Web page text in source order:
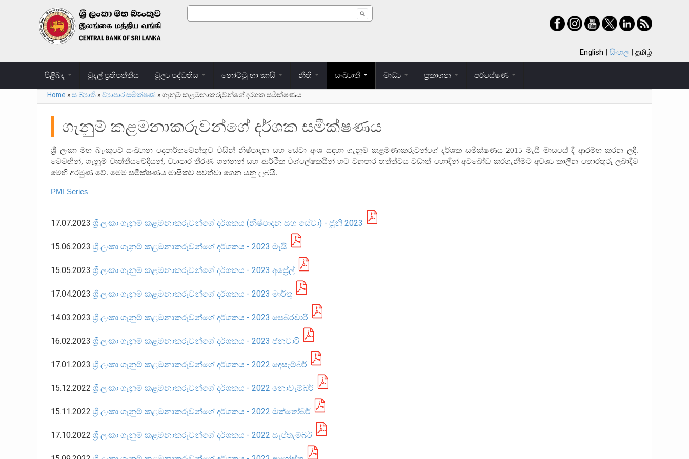
Skip to main content
Search form
English සිංහල தமிழ்
පිළිබඳ මුදල් ප්‍රතිපත්තිය මූල්‍ය පද්ධතිය නෝට්ටු හා කාසි නීති සංඛ්‍යාති මාධ්‍ය ප්‍රකාශන පර්යේෂණ
You are here
Home »සංඛ්‍යාති »ව්‍යාපාර සමීක්ෂණ »ගැනුම් කළමනාකරුවන්ගේ දර්ශක සමීක්ෂණය
ගැනුම් කළමනාකරුවන්ගේ දර්ශක සමීක්ෂණය
ශ්‍රී ලංකා මහ බැංකුවේ සංඛ්‍යාන දෙපාර්තමේන්තුව විසින් නිෂ්පාදන සහ සේවා අංශ සඳහා ගැනුම් කළමණාකරුවන්ගේ දර්ශක සමීක්ෂණය2015 මැයි මාසයේ දී ආරම්භ කරන ලදී.
මෙමඟින්,ගැනුම් වෘත්තීයවේදියන්,ව්‍යාපාර තීරණ ගන්නන් සහ ආර්ථික විශ්ලේෂකයින් හට ව්‍යාපාර තත්ත්වය වඩාත් හොඳින් අවබෝධ කරගැනීමට අවශ්‍ය කාලීන තොරතුරු ලබාදීම
මෙහි අරමුණ වේ. මෙම සමීක්ෂණය මාසිකව පවත්වා ගෙන යනු ලබයි.
PMI Series
17.07.2023 ශ්‍රී ලංකා ගැනුම් කළමනාකරුවන්ගේ දර්ශකය (නිෂ්පාදන සහ සේවා) - ජූනි 2023
15.06.2023 ශ්‍රී ලංකා ගැනුම් කළමනාකරුවන්ගේ දර්ශකය - 2023 මැයි
15.05.2023 ශ්‍රී ලංකා ගැනුම් කළමනාකරුවන්ගේ දර්ශකය - 2023 අප්‍රේල්
17.04.2023 ශ්‍රී ලංකා ගැනුම් කළමනාකරුවන්ගේ දර්ශකය - 2023 මාර්තු
14.03.2023 ශ්‍රී ලංකා ගැනුම් කළමනාකරුවන්ගේ දර්ශකය - 2023 පෙබරවාරි
16.02.2023 ශ්‍රී ලංකා ගැනුම් කළමනාකරුවන්ගේ දර්ශකය - 2023 ජනවාරි
17.01.2023 ශ්‍රී ලංකා ගැනුම් කළමනාකරුවන්ගේ දර්ශකය - 2022 දෙසැම්බර්
15.12.2022 ශ්‍රී ලංකා ගැනුම් කළමනාකරුවන්ගේ දර්ශකය - 2022 නොවැම්බර්
15.11.2022 ශ්‍රී ලංකා ගැනුම් කළමනාකරුවන්ගේ දර්ශකය - 2022 ඔක්තෝබර්
17.10.2022 ශ්‍රී ලංකා ගැනුම් කළමනාකරුවන්ගේ දර්ශකය - 2022 සැප්තැම්බර්